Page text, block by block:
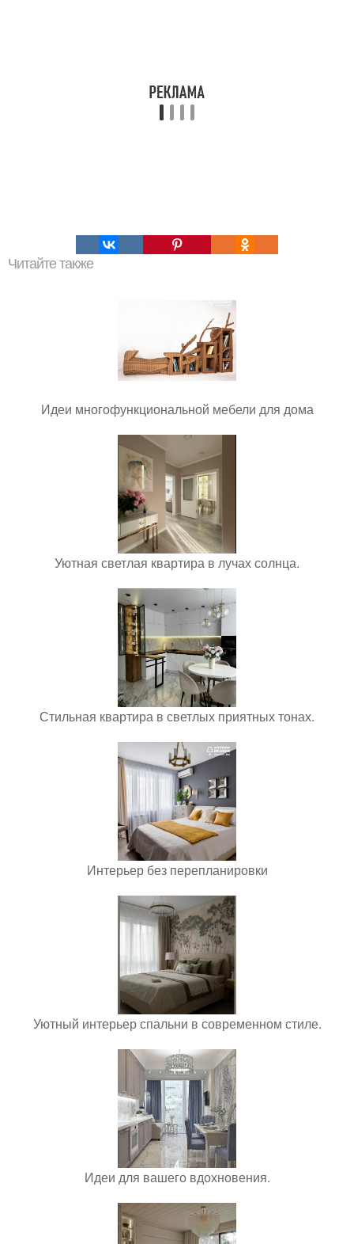
Читайте также
Идеи многофункциональной мебели для дома
Уютная светлая квартира в лучах солнца.
Стильная квартира в светлых приятных тонах.
Интерьер без перепланировки
Уютный интерьер спальни в современном стиле.
Идеи для вашего вдохновения.